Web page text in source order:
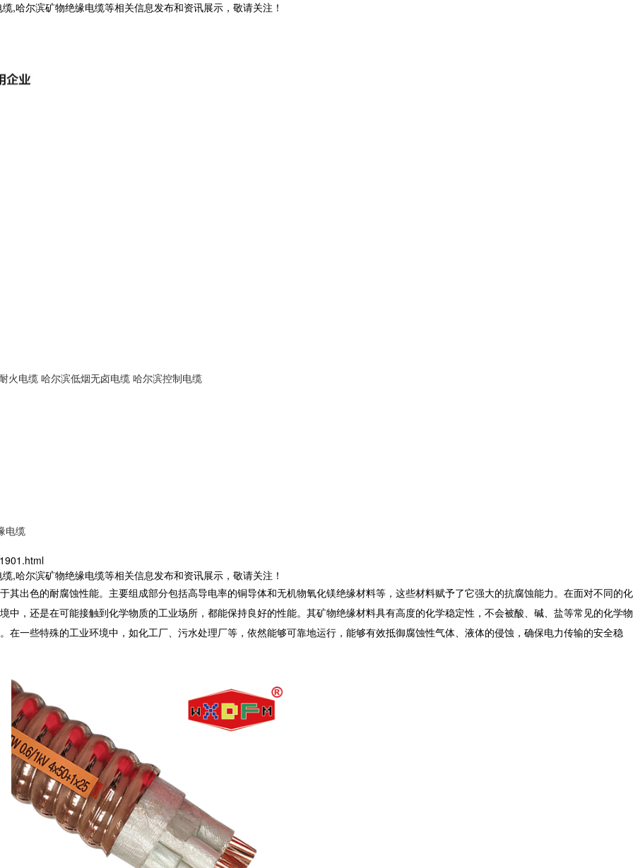
,哈尔滨矿物绝缘电缆等相关信息发布和资讯展示，敬请关注！
火电缆 哈尔滨低烟无卤电缆 哈尔滨控制电缆
电缆
,哈尔滨矿物绝缘电缆等相关信息发布和资讯展示，敬请关注！
其出色的耐腐蚀性能。主要组成部分包括高导电率的铜导体和无机物氧化镁绝缘材料等，这些材料赋予了它强大的抗腐蚀能力。在面对不同的化
中，还是在可能接触到化学物质的工业场所，都能保持良好的性能。其矿物绝缘材料具有高度的化学稳定性，不会被酸、碱、盐等常见的化学物
一些特殊的工业环境中，如化工厂、污水处理厂等，依然能够可靠地运行，能够有效抵御腐蚀性气体、液体的侵蚀，确保电力传输的安全稳